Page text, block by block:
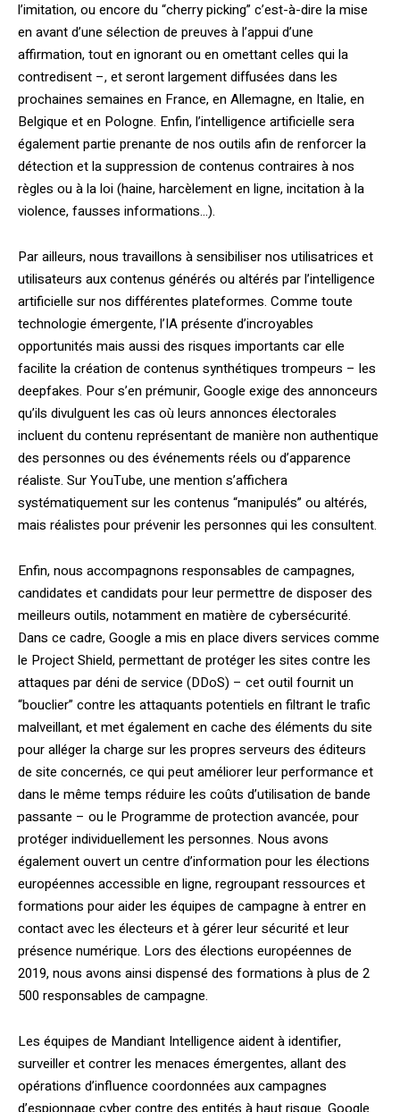
l’imitation, ou encore du “cherry picking” c’est-à-dire la mise
en avant d’une sélection de preuves à l’appui d’une
affirmation, tout en ignorant ou en omettant celles qui la
contredisent –, et seront largement diffusées dans les
prochaines semaines en France, en Allemagne, en Italie, en
Belgique et en Pologne. Enfin, l’intelligence artificielle sera
également partie prenante de nos outils afin de renforcer la
détection et la suppression de contenus contraires à nos
règles ou à la loi (haine, harcèlement en ligne, incitation à la
violence, fausses informations…).
Par ailleurs, nous travaillons à sensibiliser nos utilisatrices et
utilisateurs aux contenus générés ou altérés par l’intelligence
artificielle sur nos différentes plateformes. Comme toute
technologie émergente, l’IA présente d’incroyables
opportunités mais aussi des risques importants car elle
facilite la création de contenus synthétiques trompeurs – les
deepfakes. Pour s’en prémunir, Google exige des annonceurs
qu’ils divulguent les cas où leurs annonces électorales
incluent du contenu représentant de manière non authentique
des personnes ou des événements réels ou d’apparence
réaliste. Sur YouTube, une mention s’affichera
systématiquement sur les contenus “manipulés” ou altérés,
mais réalistes pour prévenir les personnes qui les consultent.
Enfin, nous accompagnons responsables de campagnes,
candidates et candidats pour leur permettre de disposer des
meilleurs outils, notamment en matière de cybersécurité.
Dans ce cadre, Google a mis en place divers services comme
le Project Shield, permettant de protéger les sites contre les
attaques par déni de service (DDoS) – cet outil fournit un
“bouclier” contre les attaquants potentiels en filtrant le trafic
malveillant, et met également en cache des éléments du site
pour alléger la charge sur les propres serveurs des éditeurs
de site concernés, ce qui peut améliorer leur performance et
dans le même temps réduire les coûts d’utilisation de bande
passante – ou le Programme de protection avancée, pour
protéger individuellement les personnes. Nous avons
également ouvert un centre d’information pour les élections
européennes accessible en ligne, regroupant ressources et
formations pour aider les équipes de campagne à entrer en
contact avec les électeurs et à gérer leur sécurité et leur
présence numérique. Lors des élections européennes de
2019, nous avons ainsi dispensé des formations à plus de 2
500 responsables de campagne.
Les équipes de Mandiant Intelligence aident à identifier,
surveiller et contrer les menaces émergentes, allant des
opérations d’influence coordonnées aux campagnes